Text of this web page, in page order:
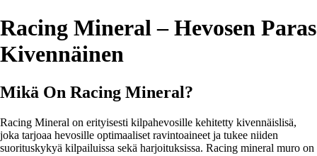
Racing Mineral – Hevosen Paras
Kivennäinen
Mikä On Racing Mineral?
Racing Mineral on erityisesti kilpahevosille kehitetty kivennäislisä,
joka tarjoaa hevosille optimaaliset ravintoaineet ja tukee niiden
suorituskykyä kilpailuissa sekä harjoituksissa. Racing mineral muro on